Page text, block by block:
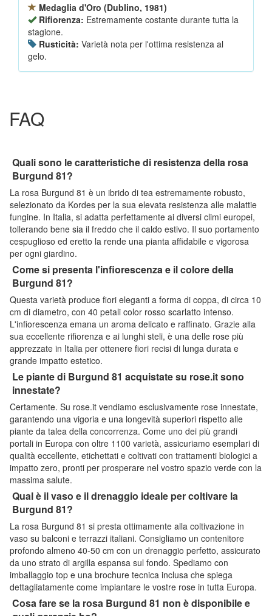
Medaglia d'Oro (Dublino, 1981)
Rifiorenza: Estremamente costante durante tutta la
stagione.
Rusticità: Varietà nota per l'ottima resistenza al
gelo.
FAQ
Quali sono le caratteristiche di resistenza della rosa
Burgund 81?
La rosa Burgund 81 è un ibrido di tea estremamente robusto,
selezionato da Kordes per la sua elevata resistenza alle malattie
fungine. In Italia, si adatta perfettamente ai diversi climi europei,
tollerando bene sia il freddo che il caldo estivo. Il suo portamento
cespuglioso ed eretto la rende una pianta affidabile e vigorosa
per ogni giardino.
Come si presenta l'infiorescenza e il colore della
Burgund 81?
Questa varietà produce fiori eleganti a forma di coppa, di circa 10
cm di diametro, con 40 petali color rosso scarlatto intenso.
L'infiorescenza emana un aroma delicato e raffinato. Grazie alla
sua eccellente rifiorenza e ai lunghi steli, è una delle rose più
apprezzate in Italia per ottenere fiori recisi di lunga durata e
grande impatto estetico.
Le piante di Burgund 81 acquistate su rose.it sono
innestate?
Certamente. Su rose.it vendiamo esclusivamente rose innestate,
garantendo una vigoria e una longevità superiori rispetto alle
piante da talea della concorrenza. Come uno dei più grandi
portali in Europa con oltre 1100 varietà, assicuriamo esemplari di
qualità eccellente, etichettati e coltivati con trattamenti biologici a
impatto zero, pronti per prosperare nel vostro spazio verde con la
massima salute.
Qual è il vaso e il drenaggio ideale per coltivare la
Burgund 81?
La rosa Burgund 81 si presta ottimamente alla coltivazione in
vaso su balconi e terrazzi italiani. Consigliamo un contenitore
profondo almeno 40-50 cm con un drenaggio perfetto, assicurato
da uno strato di argilla espansa sul fondo. Spediamo con
imballaggio top e una brochure tecnica inclusa che spiega
dettagliatamente come impiantare le vostre rose in tutta Europa.
Cosa fare se la rosa Burgund 81 non è disponibile e